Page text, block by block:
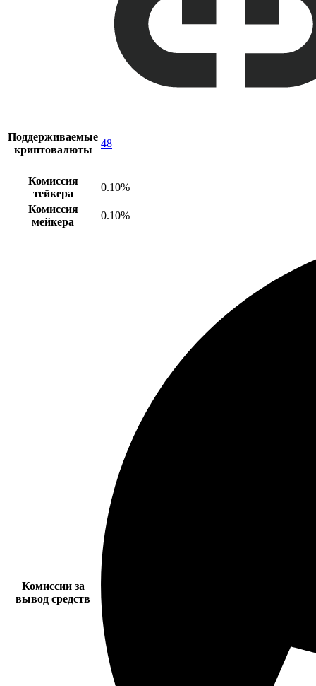
Поддерживаемые
криптовалюты
48
Комиссия
тейкера
0.10%
Комиссия
мейкера
0.10%
Комиссии за
вывод средств